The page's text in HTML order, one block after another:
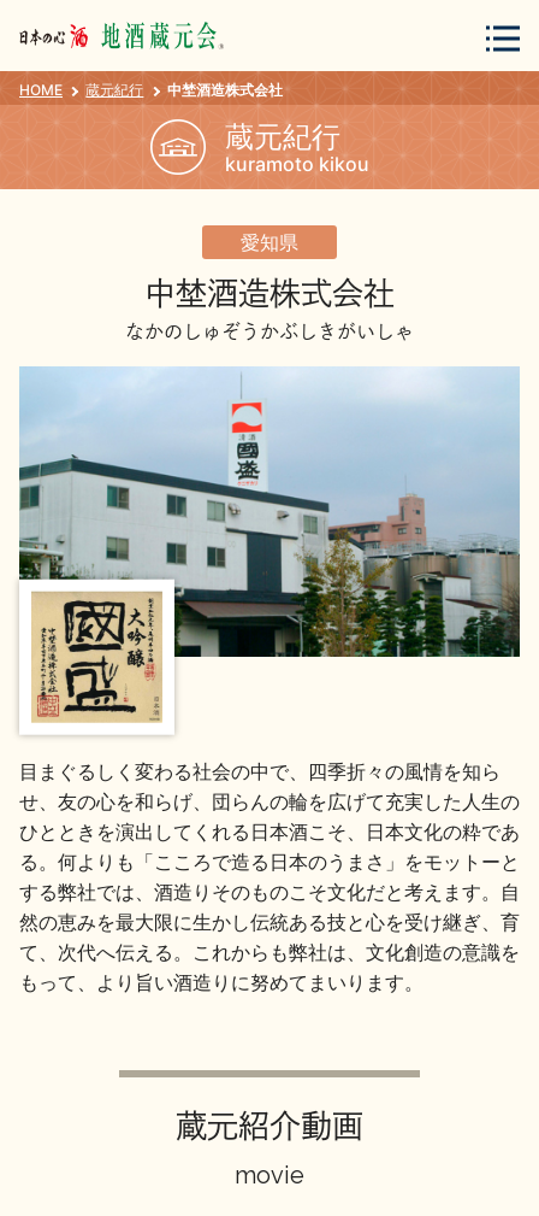
会員登録 ログイン
地酒用語集 地酒解体新書
お楽しみコンテンツ
歳時記 地酒蔵元会検定
地酒小説
HOME 蔵元紀行 中埜酒造株式会社
蔵元紀行
kuramoto kikou
愛知県
中埜酒造株式会社
なかのしゅぞうかぶしきがいしゃ
目まぐるしく変わる社会の中で、四季折々の風情を知ら
せ、友の心を和らげ、団らんの輪を広げて充実した人生の
ひとときを演出してくれる日本酒こそ、日本文化の粋であ
る。何よりも「こころで造る日本のうまさ」をモットーと
する弊社では、酒造りそのものこそ文化だと考えます。自
然の恵みを最大限に生かし伝統ある技と心を受け継ぎ、育
て、次代へ伝える。これからも弊社は、文化創造の意識を
もって、より旨い酒造りに努めてまいります。
蔵元紹介動画
movie